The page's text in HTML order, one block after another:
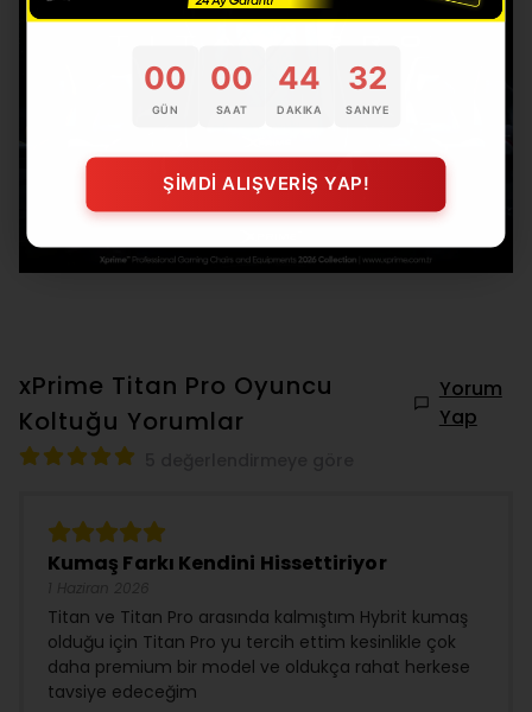
xPrime Titan Pro Oyuncu
Koltuğu Yorumlar
Yorum
Yap
Kumaş Farkı Kendini Hissettiriyor
Titan ve Titan Pro arasında kalmıştım Hybrit kumaş
olduğu için Titan Pro yu tercih ettim kesinlikle çok
daha premium bir model ve oldukça rahat herkese
tavsiye edeceğim
00
GÜN
00
SAAT
44
DAKIKA
31
SANIYE
ŞİMDİ ALIŞVERİŞ YAP!